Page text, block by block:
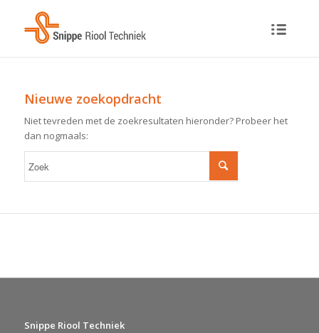
Nieuwe zoekopdracht
Niet tevreden met de zoekresultaten hieronder? Probeer het
dan nogmaals:
Snippe Riool Techniek